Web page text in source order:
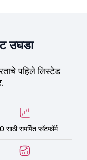
उघडा
पहिले लिस्टेड
साठी समर्पित प्लॅटफॉर्म